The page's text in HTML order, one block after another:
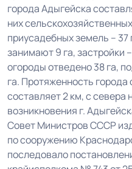
города Адыгейска
них
приусадебных земель – 37
занимают 9 га, застройки
огороды отведено 38 га,
га. Протяженность города
составляет 2 км, с севера
возникновения г.
Совет Министров СССР
по сооружению
последовало